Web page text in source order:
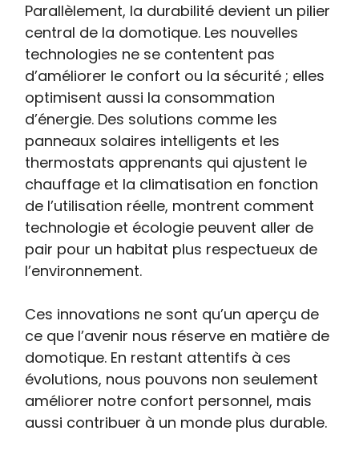
Parallèlement, la durabilité devient un pilier
central de la domotique. Les nouvelles
technologies ne se contentent pas
d’améliorer le confort ou la sécurité ; elles
optimisent aussi la consommation
d’énergie. Des solutions comme les
panneaux solaires intelligents et les
thermostats apprenants qui ajustent le
chauffage et la climatisation en fonction
de l’utilisation réelle, montrent comment
technologie et écologie peuvent aller de
pair pour un habitat plus respectueux de
l’environnement.
Ces innovations ne sont qu’un aperçu de
ce que l’avenir nous réserve en matière de
domotique. En restant attentifs à ces
évolutions, nous pouvons non seulement
améliorer notre confort personnel, mais
aussi contribuer à un monde plus durable.